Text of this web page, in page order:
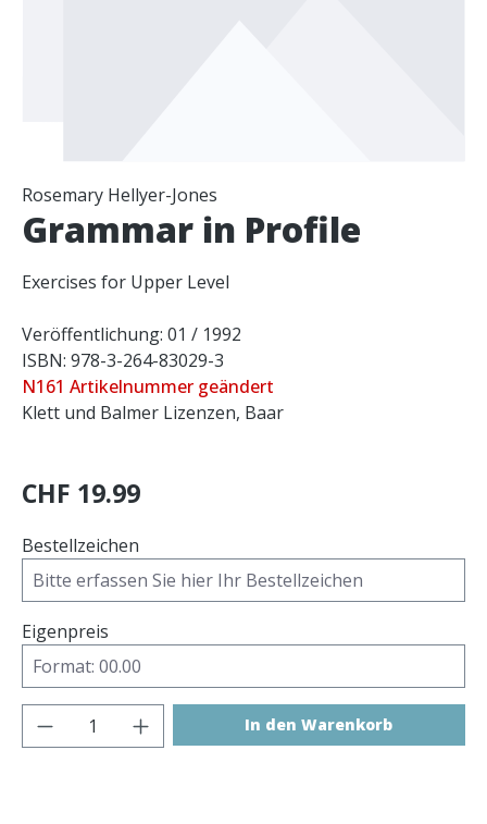
Rosemary Hellyer-Jones
Grammar in Profile
Exercises for Upper Level
Veröffentlichung: 01 / 1992
ISBN: 978-3-264-83029-3
N161 Artikelnummer geändert
Klett und Balmer Lizenzen, Baar
CHF 19.99
Bestellzeichen
Eigenpreis
Produkt Anzahl: Gib den gewünschten
In den Warenkorb